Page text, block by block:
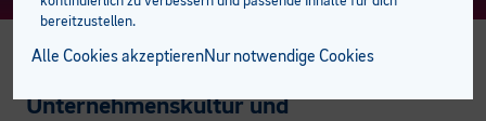
Unternehmenskultur und
bereitzustellen.
Alle Cookies akzeptierenNur notwendige Cookies